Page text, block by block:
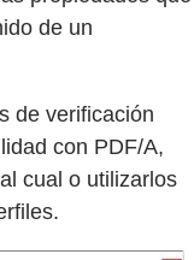
de un
de verificación
con PDF/A,
cual o utilizarlos